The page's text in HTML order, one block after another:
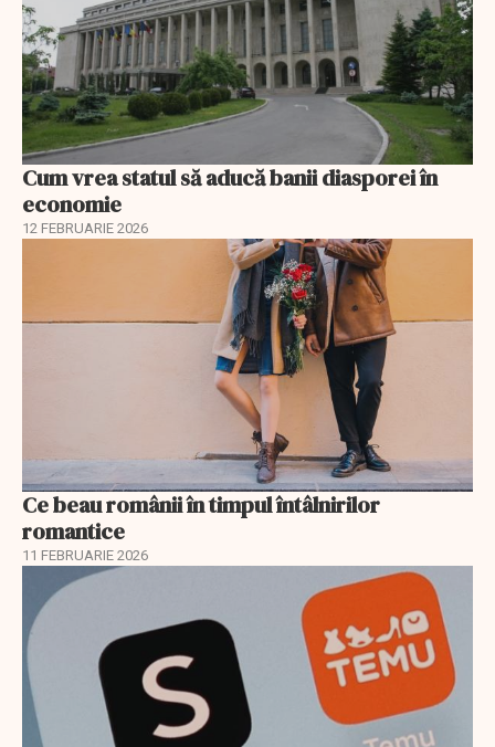
Cum vrea statul să aducă banii diasporei în
economie
12 FEBRUARIE 2026
Ce beau românii în timpul întâlnirilor
romantice
11 FEBRUARIE 2026